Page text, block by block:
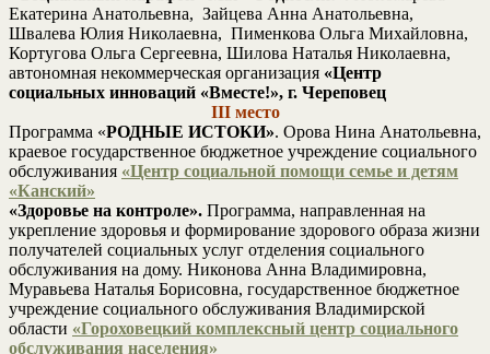
Екатерина Анатольевна, Зайцева Анна Анатольевна,
Швалева Юлия Николаевна, Пименкова Ольга Михайловна,
Кортугова Ольга Сергеевна, Шилова Наталья Николаевна,
автономная некоммерческая организация «Центр
социальных инноваций «Вместе!», г. Череповец
III место
Программа «РОДНЫЕ ИСТОКИ». Орова Нина Анатольевна,
краевое государственное бюджетное учреждение социального
обслуживания «Центр социальной помощи семье и детям
«Канский»
«Здоровье на контроле». Программа, направленная на
укрепление здоровья и формирование здорового образа жизни
получателей социальных услуг отделения социального
обслуживания на дому. Никонова Анна Владимировна,
Муравьева Наталья Борисовна, государственное бюджетное
учреждение социального обслуживания Владимирской
области «Гороховецкий комплексный центр социального
обслуживания населения»